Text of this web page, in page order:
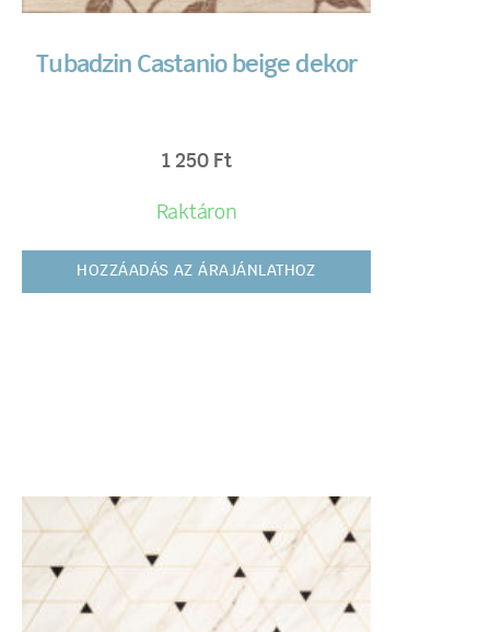
Tubadzin Castanio beige dekor
1 250 Ft
Raktáron
HOZZÁADÁS AZ ÁRAJÁNLATHOZ